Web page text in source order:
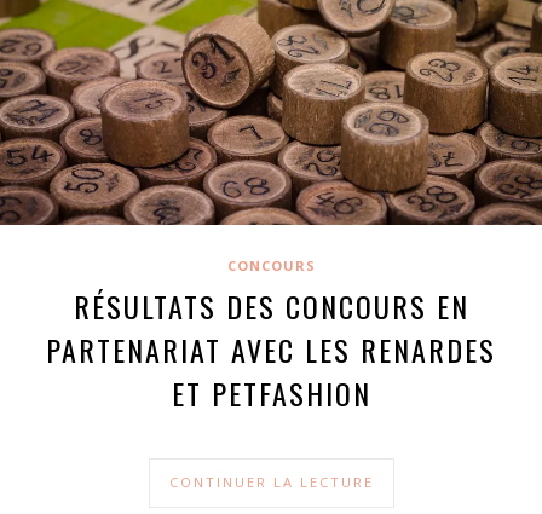
CONCOURS
RÉSULTATS DES CONCOURS EN
PARTENARIAT AVEC LES RENARDES
ET PETFASHION
CONTINUER LA LECTURE